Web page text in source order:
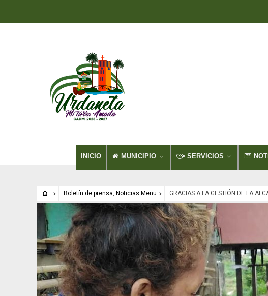
INICIO MUNICIPIO SERVICIOS
Boletín de prensa, Noticias Menu GRACIAS A LA GESTIÓN DE LA